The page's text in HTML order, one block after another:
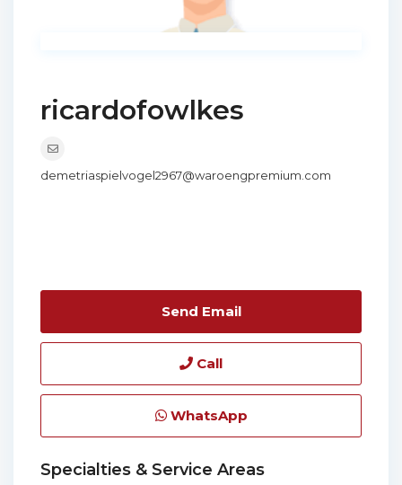
ricardofowlkes
demetriaspielvogel2967@waroengpremium.com
Send Email
Call
WhatsApp
Specialties & Service Areas